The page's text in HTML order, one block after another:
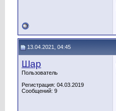
13.04.2021, 04:45
Шар
Пользователь
Регистрация: 04.03.2019
Сообщений: 9